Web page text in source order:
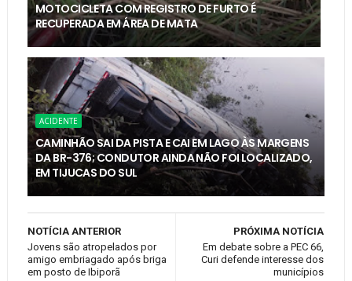
MOTOCICLETA COM REGISTRO DE FURTO É
RECUPERADA EM ÁREA DE MATA
ACIDENTE
CAMINHÃO SAI DA PISTA E CAI EM LAGO ÀS MARGENS
DA BR-376; CONDUTOR AINDA NÃO FOI LOCALIZADO,
EM TIJUCAS DO SUL
PRÓXIMA NOTÍCIA
Em debate sobre a PEC 66,
Curi defende interesse dos
municípios
NOTÍCIA ANTERIOR
Jovens são atropelados por
amigo embriagado após briga
em posto de Ibiporã